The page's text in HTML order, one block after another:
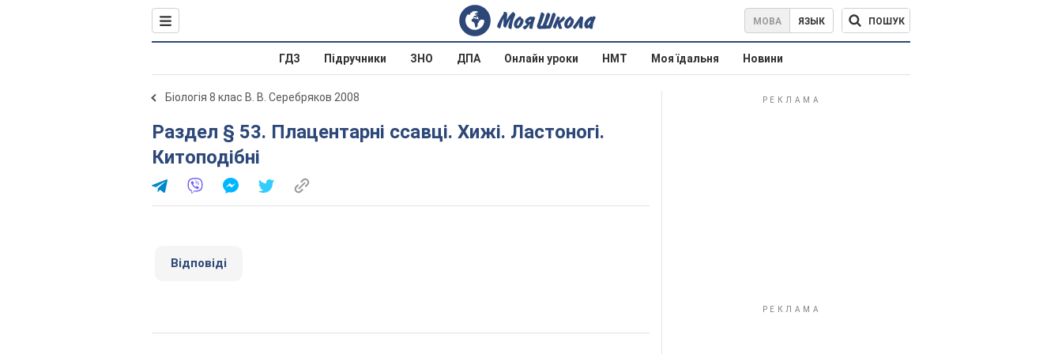
МОВА ЯЗЫК ПОШУК
ГДЗ Підручники ЗНО ДПА Онлайн уроки НМТ Моя їдальня Новини
Біологія 8 клас В. В. Серебряков 2008
Раздел § 53. Плацентарні ссавці. Хижі. Ластоногі.
Китоподібні
Відповіді